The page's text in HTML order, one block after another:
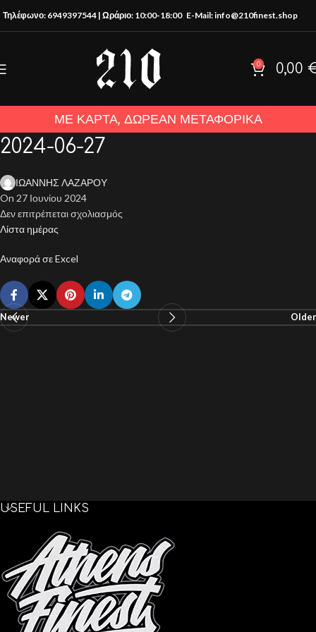
Τηλέφωνο: 6949397544 | Ωράριο: 10:00-18:00 E-Mail: info@210finest.shop
0 0,00
ΜΕ ΚΑΡΤΑ, ΔΩΡΕΑΝ ΜΕΤΑΦΟΡΙΚΑ
2024-06-27
ΙΩΑΝΝΗΣ ΛΑΖΑΡΟΥ
On 27 Ιουνίου 2024
Δεν επιτρέπεται σχολιασμός
Λίστα ημέρας
Αναφορά σε Excel
Newer Older
USEFUL LINKS